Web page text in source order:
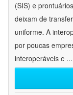
(SIS) e
deixam de
uniforme. A
por poucas
interoperáveis e ...